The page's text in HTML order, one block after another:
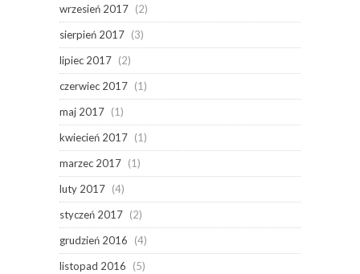
wrzesień 2017 (2)
sierpień 2017 (3)
lipiec 2017 (2)
czerwiec 2017 (1)
maj 2017 (1)
kwiecień 2017 (1)
marzec 2017 (1)
luty 2017 (4)
styczeń 2017 (2)
grudzień 2016
(4)
listopad 2016
(5)